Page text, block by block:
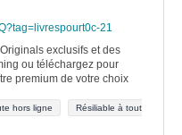
21
exclusifs et des
ou téléchargez pour
premium de votre choix
hors ligne
Résiliable à tout